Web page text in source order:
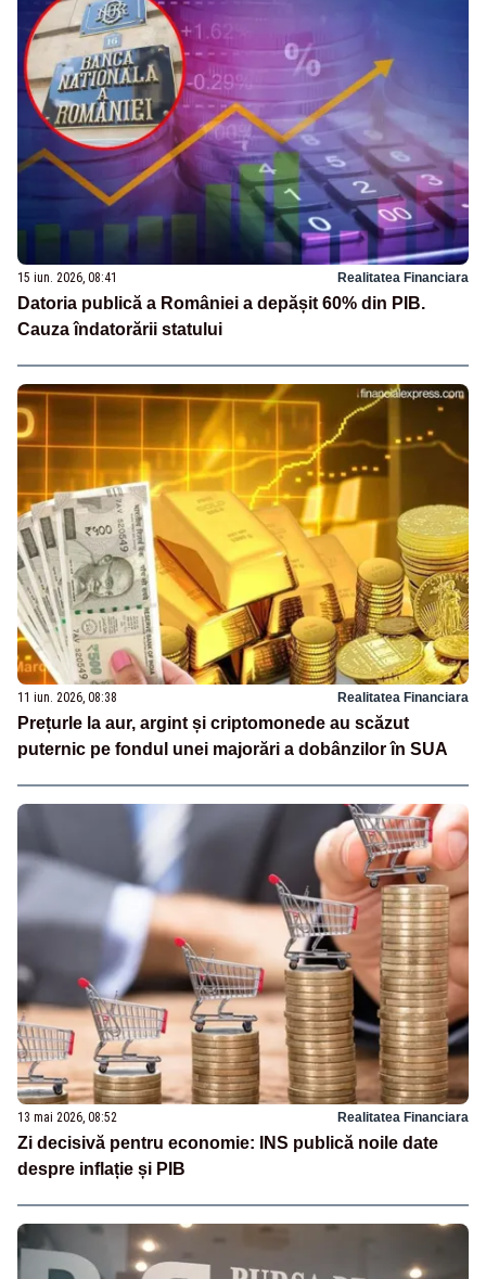
15 iun. 2026, 08:41 Realitatea Financiara
Datoria publică a României a depășit 60% din PIB.
Cauza îndatorării statului
11 iun. 2026, 08:38 Realitatea Financiara
Prețurle la aur, argint și criptomonede au scăzut
puternic pe fondul unei majorări a dobânzilor în SUA
13 mai 2026, 08:52 Realitatea Financiara
Zi decisivă pentru economie: INS publică noile date
despre inflație și PIB